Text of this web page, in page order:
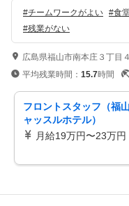
#チームワークがよい #食
#残業がない
広島県福山市南本庄３丁目
平均残業時間： 15.7時間
フロントスタッフ（福
ャッスルホテル）
月給19万円〜23万円